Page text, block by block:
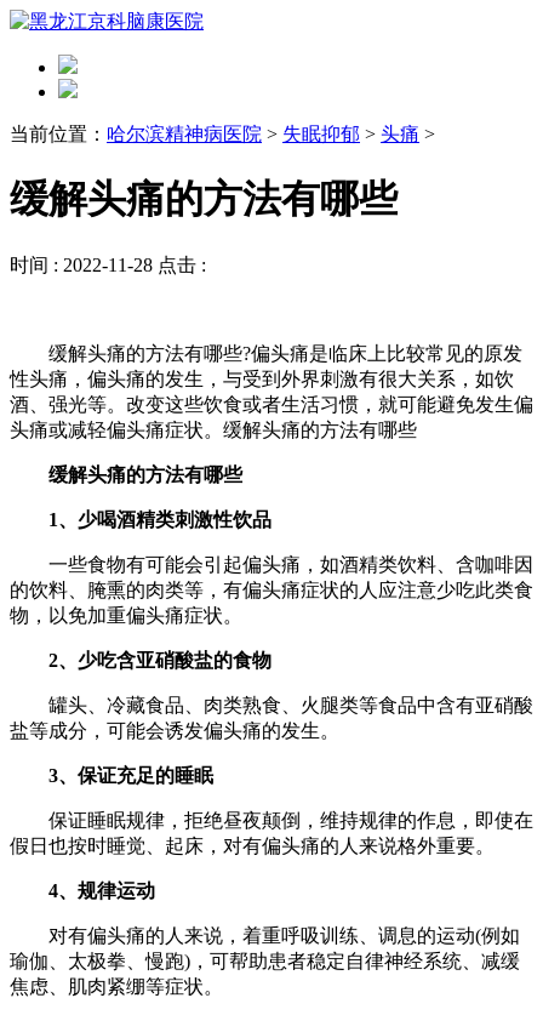
当前位置： 哈尔滨精神病医院 > 失眠抑郁 > 头痛 >
缓解头痛的方法有哪些
时间 : 2022-11-28 点击 :
缓解头痛的方法有哪些?偏头痛是临床上比较常见的原发
性头痛，偏头痛的发生，与受到外界刺激有很大关系，如饮
酒、强光等。改变这些饮食或者生活习惯，就可能避免发生偏
头痛或减轻偏头痛症状。缓解头痛的方法有哪些
缓解头痛的方法有哪些
1、少喝酒精类刺激性饮品
一些食物有可能会引起偏头痛，如酒精类饮料、含咖啡因
的饮料、腌熏的肉类等，有偏头痛症状的人应注意少吃此类食
物，以免加重偏头痛症状。
2、少吃含亚硝酸盐的食物
罐头、冷藏食品、肉类熟食、火腿类等食品中含有亚硝酸
盐等成分，可能会诱发偏头痛的发生。
3、保证充足的睡眠
保证睡眠规律，拒绝昼夜颠倒，维持规律的作息，即使在
假日也按时睡觉、起床，对有偏头痛的人来说格外重要。
4、规律运动
对有偏头痛的人来说，着重呼吸训练、调息的运动(例如
瑜伽、太极拳、慢跑)，可帮助患者稳定自律神经系统、减缓
焦虑、肌肉紧绷等症状。